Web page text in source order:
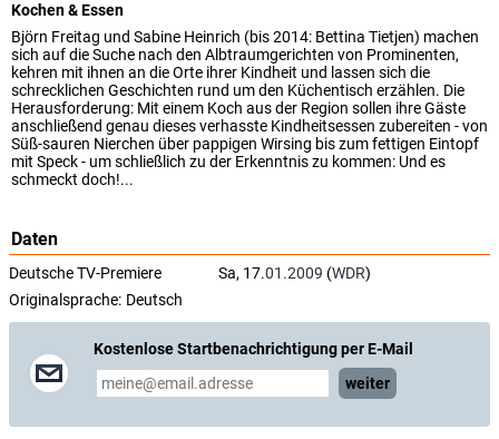
Kochen & Essen
Björn Freitag und Sabine Heinrich (bis 2014: Bettina Tietjen) machen
sich auf die Suche nach den Albtraumgerichten von Prominenten,
kehren mit ihnen an die Orte ihrer Kindheit und lassen sich die
schrecklichen Geschichten rund um den Küchentisch erzählen. Die
Herausforderung: Mit einem Koch aus der Region sollen ihre Gäste
anschließend genau dieses verhasste Kindheitsessen zubereiten - von
Süß-sauren Nierchen über pappigen Wirsing bis zum fettigen Eintopf
mit Speck - um schließlich zu der Erkenntnis zu kommen: Und es
schmeckt doch!...
Daten
Deutsche TV-Premiere Sa, 17.01.2009 (WDR)
Originalsprache: Deutsch
Kostenlose Startbenachrichtigung per E-Mail
weiter